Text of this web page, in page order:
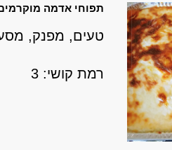
תפוחי אדמה
טעים, מפנק,
רמת קושי: 3